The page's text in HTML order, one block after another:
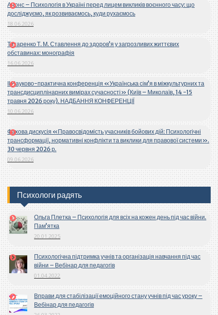
Анонс – Психологія в Україні перед лицем викликів воєнного часу: що
досліджуємо, як розвиваємось, куди рухаємось
18.06.2026
Титаренко Т. М. Ставлення до здоров’я у загрозливих життєвих
обставинах: монографія
16.06.2026
ІІ Науково-практична конференція «Українська сім’я в міжкультурних та
трансдисциплінарних вимірах сучасності» (Київ – Миколаїв, 14 -15
травня 2026 року). НАДБАННЯ КОНФЕРЕНЦІЇ
10.06.2026
Фахова дискусія «Правосвідомість учасників бойових дій: Психологічні
трансформації, нормативні конфлікти та виклики для правової системи».
30 червня 2026 р.
09.06.2026
Психологи радять
Ольга Плетка – Психологія для всіх на кожен день під час війни.
Пам’ятка
20.01.2025
Психологічна підтримка учнів та організація навчання під час
війни – Вебінар для педагогів
01.04.2022
Вправи для стабілізації емоційного стану учнів під час уроку –
Вебінар для педагогів